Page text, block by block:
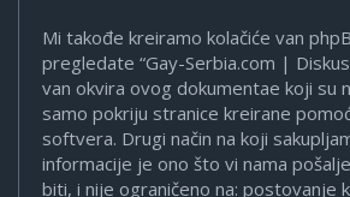
Mi takođe kreiramo kolačiće van
pregledate “Gay-Serbia.com |
van okvira ovog dokumentae koji su
samo pokriju stranice kreirane
softvera. Drugi način na koji
informacije je ono što vi nama
biti, i nije ograničeno na: postovanje